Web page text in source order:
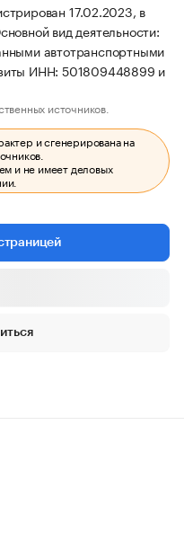
17.02.2023, в
вид деятельности:
автотранспортными
ИНН: 501809448899 и
источников.
и сгенерирована на
и не имеет деловых